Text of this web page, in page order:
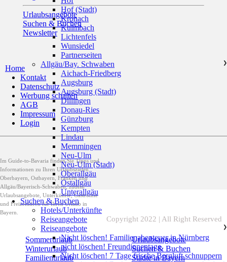
Urlaubsangebote
Suchen & Buchen
Newsletter
Home
Kontakt
Datenschutz
Werbung schalten
AGB
Impressum
Login
Im Guide-to-Bavaria finden Sie Tipps und
Informationen zu Ihren Urlaubszielen
Oberbayern, Ostbayern, Franken und
Allgäu/Bayerisch-Schwaben, zudem
Urlaubsangebote, Unterkünfte, Gastromie
und Freizeitideen für Ihren Urlaub in
Bayern.
Sommerurlaub
Winterurlaub
Familienurlaub
Urlaubsangebote
Suchen & Buchen
Städte in Bayern
Copyright 2022 | All Right Reserved
Hof (Stadt)
Kronach
Kulmbach
Lichtenfels
Wunsiedel
Partnerseiten
Allgäu/Bay. Schwaben
❯
Aichach-Friedberg
Augsburg
Augsburg (Stadt)
Dillingen
Donau-Ries
Günzburg
Kempten
Lindau
Memmingen
Neu-Ulm
Neu-Ulm (Stadt)
Oberallgäu
Ostallgäu
Unterallgäu
Suchen & Buchen
Hotels/Unterkünfte
Reiseangebote
Reiseangebote
❯
Nicht löschen! Familienabenteuer in Nürnberg
nicht löschen! Freundinnentage
Nicht löschen! 7 Tage frische Bergluft schnuppern